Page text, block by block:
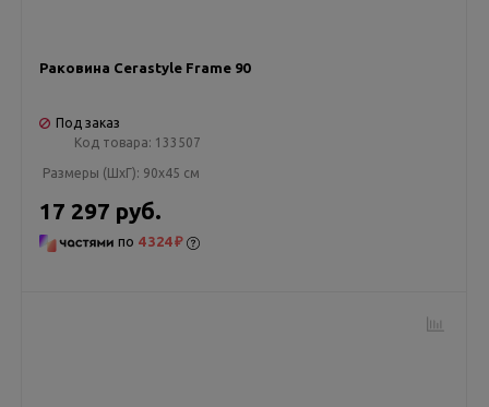
Раковина Cerastyle Frame 90
Под заказ
Код товара: 133507
Размеры (ШxГ): 90x45 см
17 297 руб.
по 4 324 ₽